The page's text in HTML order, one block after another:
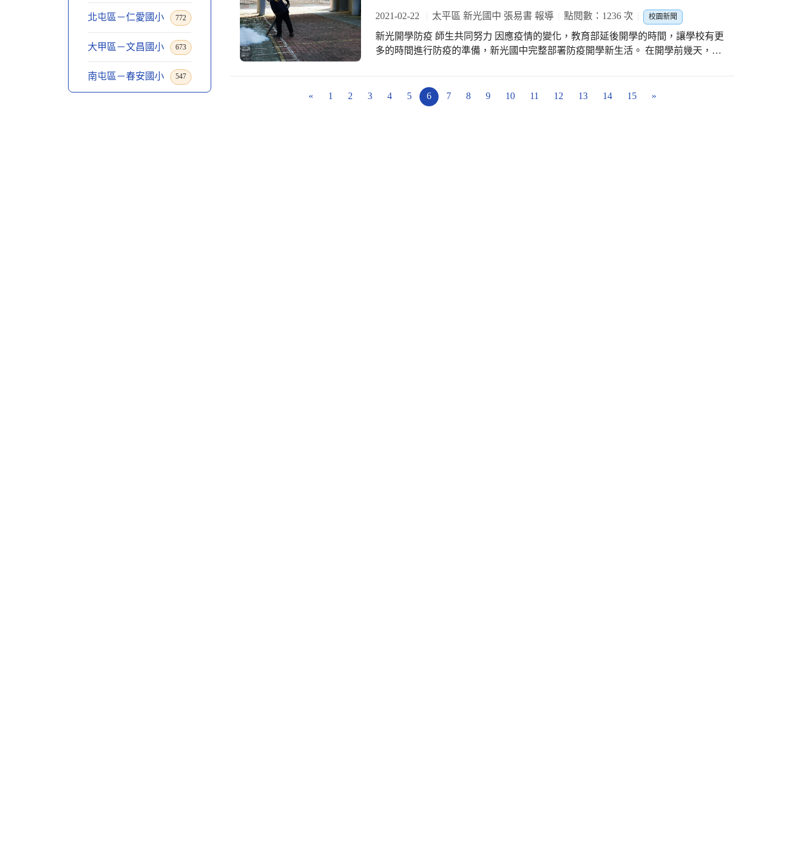
北屯區－仁愛國小 772
大甲區－文昌國小 673
南屯區－春安國小 547
2021-02-22 太平區 新光國中 張易書 報導 點閱數：1236 次 校園新聞
新光開學防疫 師生共同努力 因應疫情的變化，教育部延後開學的時間，讓學校有更
多的時間進行防疫的準備，新光國中完整部署防疫開學新生活。 在開學前幾天，分
措施。 開學首日，防疫小組熟稔的與愛心志工隊一起進行進入校門體溫量測，在開
學典禮中，也呼應教育局的前兩週避免公開集會的宣導，新光國中的開學典禮，校
« 1 2 3 4 5 6 7 8 9 10 11 12 13 14 15 »